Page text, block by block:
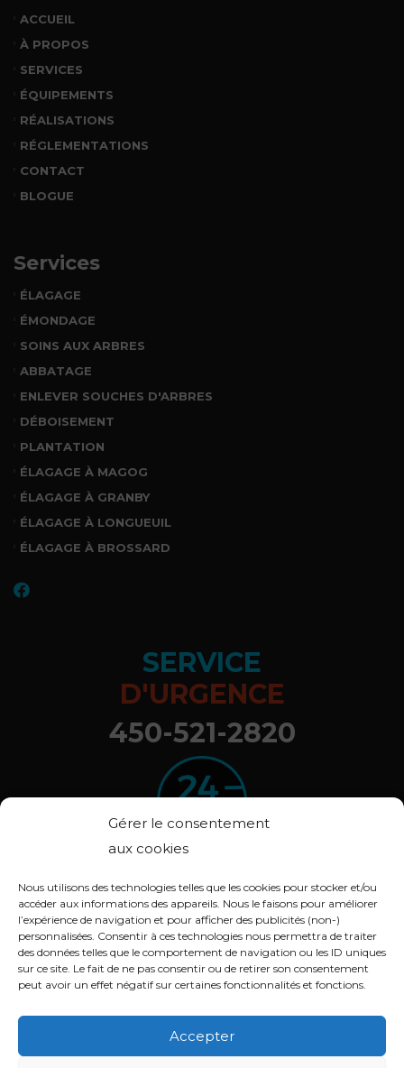
Gérer le consentement
aux cookies
Nous utilisons des technologies telles que les cookies pour stocker et/ou
accéder aux informations des appareils. Nous le faisons pour améliorer
l’expérience de navigation et pour afficher des publicités (non-)
personnalisées. Consentir à ces technologies nous permettra de traiter
des données telles que le comportement de navigation ou les ID uniques
sur ce site. Le fait de ne pas consentir ou de retirer son consentement
peut avoir un effet négatif sur certaines fonctionnalités et fonctions.
Accepter
ACCUEIL
À PROPOS
SERVICES
ÉQUIPEMENTS
RÉALISATIONS
RÉGLEMENTATIONS
CONTACT
BLOGUE
Services
ÉLAGAGE
ÉMONDAGE
SOINS AUX ARBRES
ABBATAGE
ENLEVER SOUCHES D'ARBRES
DÉBOISEMENT
PLANTATION
ÉLAGAGE À MAGOG
ÉLAGAGE À GRANBY
ÉLAGAGE À LONGUEUIL
ÉLAGAGE À BROSSARD
SERVICE
D'URGENCE
450-521-2820
© 2020 ARBOXYGÈNE. Tous droits réservés.
Déclaration de confidentialité (CA)
Politique de cookies (CA)